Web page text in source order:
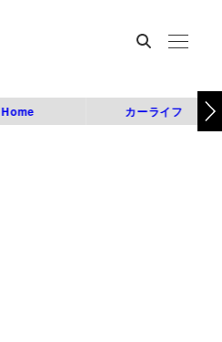
Home カーライフ